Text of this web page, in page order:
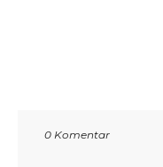
0 Komentar